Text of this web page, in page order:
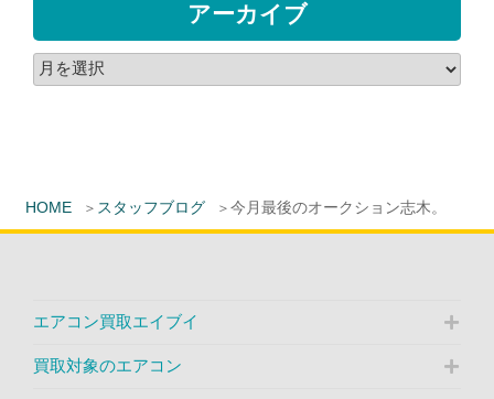
HOME スタッフブログ 今月最後のオークション志木。
アーカイブ
エアコン買取エイブイ
買取対象のエアコン